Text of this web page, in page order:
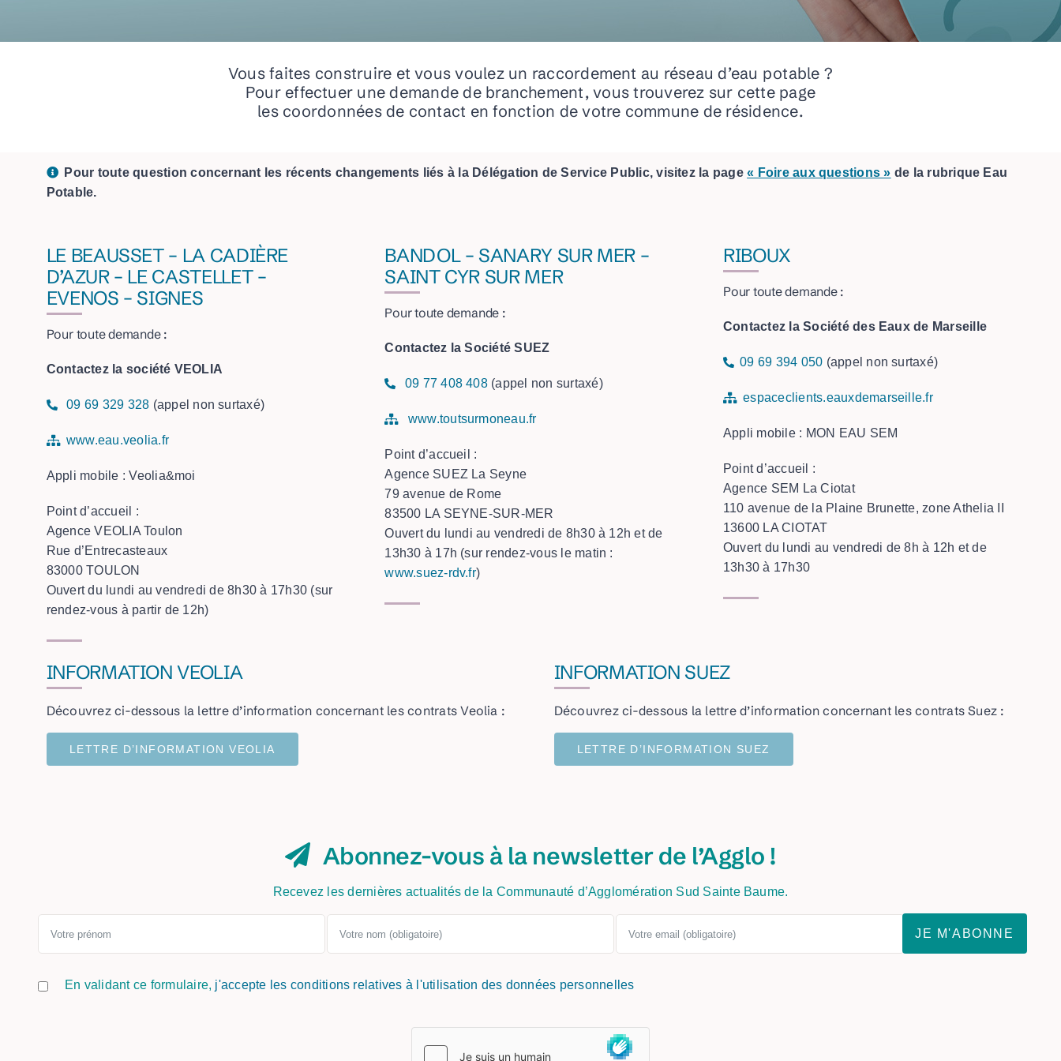
Bien vivre dans son logement au quotidien
Mieux accéder au logement
DEVELOPPEMENT ECONOMIQUE
Parc d’Activités du Plateau de Signes
Eco Technopole de la Baou
Déposer ma Demande d’Autorisation d’Urbanisme
ENVIRONNEMENT FIBRE OPTIQUE
Vous faites construire et vous voulez un raccordement au réseau d’eau potable ?
Pour effectuer une demande de branchement, vous trouverez sur cette page
les coordonnées de contact en fonction de votre commune de résidence.
Pour toute question concernant les récents changements liés à la Délégation de Service Public, visitez la page« Foire aux questions » de la rubrique Eau
Potable.
LE BEAUSSET – LA CADIÈRE
D’AZUR – LE CASTELLET –
EVENOS – SIGNES
Pour toute demande :
Contactez la société VEOLIA
09 69 329 328 (appel non surtaxé)
www.eau.veolia.fr
Appli mobile : Veolia&moi
Point d’accueil :
Agence VEOLIA Toulon
Rue d’Entrecasteaux
83000 TOULON
Ouvert du lundi au vendredi de 8h30 à 17h30 (sur
rendez-vous à partir de 12h)
BANDOL – SANARY SUR MER –
SAINT CYR SUR MER
Pour toute demande :
Contactez la Société SUEZ
09 77 408 408(appel non surtaxé)
www.toutsurmoneau.fr
Point d’accueil :
Agence SUEZ La Seyne
79 avenue de Rome
83500 LA SEYNE-SUR-MER
Ouvert du lundi au vendredi de 8h30 à 12h et de
13h30 à 17h (sur rendez-vous le matin :
www.suez-rdv.fr)
RIBOUX
Pour toute demande :
Contactez la Société des Eaux de Marseille
09 69 394 050 (appel non surtaxé)
espaceclients.eauxdemarseille.fr
Appli mobile : MON EAU SEM
Point d’accueil :
Agence SEM La Ciotat
110 avenue de la Plaine Brunette, zone Athelia II
13600 LA CIOTAT
Ouvert du lundi au vendredi de 8h à 12h et de
13h30 à 17h30
INFORMATION VEOLIA
Découvrez ci-dessous la lettre d’information concernant les contrats Veolia :
LETTRE D’INFORMATION VEOLIA
INFORMATION SUEZ
Découvrez ci-dessous la lettre d’information concernant les contrats Suez :
LETTRE D’INFORMATION SUEZ
Abonnez-vous à la newsletter de l’Agglo !
Recevez les dernières actualités de la Communauté d’Agglomération Sud Sainte Baume.
En validant ce formulaire, j'accepte les conditions relatives à l'utilisation des données personnelles